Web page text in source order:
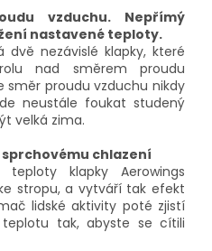
vzduchu. Nepřímý
nastavené teploty.
dvě nezávislé klapky, které
nad směrem proudu
směr proudu vzduchu nikdy
neustále foukat studený
velká zima.
chlazení
klapky Aerowings
stropu, a vytváří tak efekt
lidské aktivity poté zjistí
tak, abyste se cítili